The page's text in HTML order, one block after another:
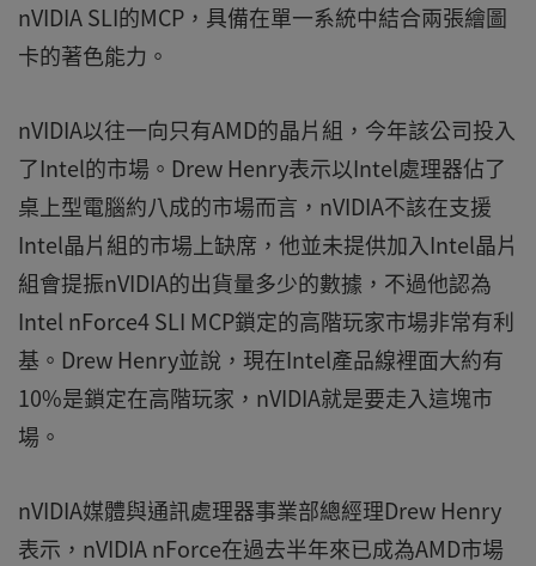
nVIDIA SLI的MCP，具備在單一系統中結合兩張繪圖
卡的著色能力。
nVIDIA以往一向只有AMD的晶片組，今年該公司投入
了Intel的市場。Drew Henry表示以Intel處理器佔了
桌上型電腦約八成的市場而言，nVIDIA不該在支援
Intel晶片組的市場上缺席，他並未提供加入Intel晶片
組會提振nVIDIA的出貨量多少的數據，不過他認為
Intel nForce4 SLI MCP鎖定的高階玩家市場非常有利
基。Drew Henry並說，現在Intel產品線裡面大約有
10%是鎖定在高階玩家，nVIDIA就是要走入這塊市
場。
nVIDIA媒體與通訊處理器事業部總經理Drew Henry
表示，nVIDIA nForce在過去半年來已成為AMD市場